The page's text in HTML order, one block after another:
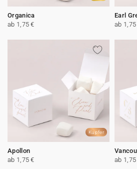
Organica
ab 1,75 €
Earl
ab 1,75
Kupfer
Apollon
ab 1,75 €
ab 1,75